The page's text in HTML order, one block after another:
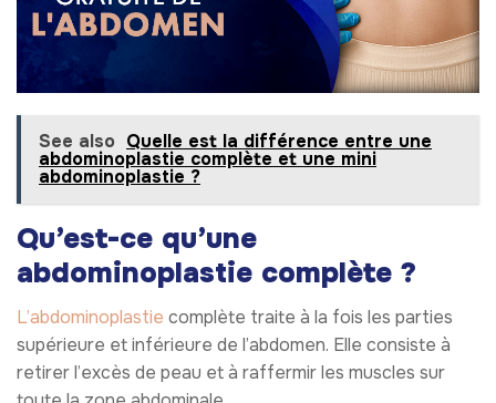
See also Quelle est la différence entre une
abdominoplastie complète et une mini
abdominoplastie ?
Qu’est-ce qu’une
abdominoplastie complète ?
L’abdominoplastie complète traite à la fois les parties
supérieure et inférieure de l’abdomen. Elle consiste à
retirer l’excès de peau et à raffermir les muscles sur